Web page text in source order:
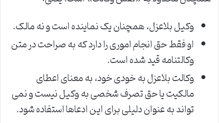
وکیل بلاعزل، همچنان یک نماینده است و نه مالک.
او فقط حق انجام اموری را دارد که به صراحت در متن
وکالتنامه قید شده است.
وکالت بلاعزل به خودی خود، به معنای اعطای
مالکیت یا حق تصرف شخصی به وکیل نیست و نمی
تواند به عنوان دلیلی برای این ادعاها استفاده شود.